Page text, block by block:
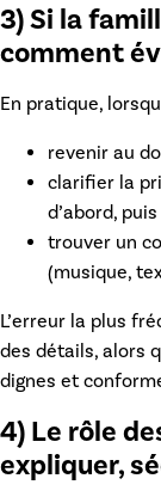
3) Si la
comment
En pratique,
revenir au
clarifier la
d’abord,
trouver un
(musique,
L’erreur la plus
des détails, alors
dignes et
4) Le rôle
expliquer,